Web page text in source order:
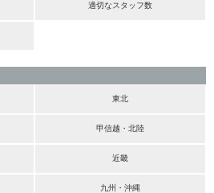
適切なスタッフ数
東北
甲信越・北陸
近畿
九州・沖縄